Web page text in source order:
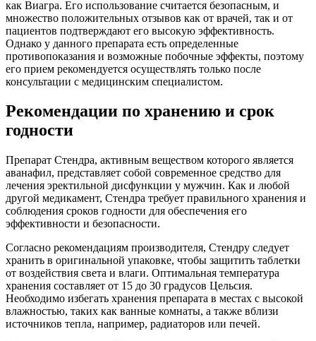
как Виагра. Его использование считается безопасным, и
множество положительных отзывов как от врачей, так и от
пациентов подтверждают его высокую эффективность.
Однако у данного препарата есть определенные
противопоказания и возможные побочные эффекты, поэтому
его прием рекомендуется осуществлять только после
консультации с медицинским специалистом.
Рекомендации по хранению и срок
годности
Препарат Стендра, активным веществом которого является
аванафил, представляет собой современное средство для
лечения эректильной дисфункции у мужчин. Как и любой
другой медикамент, Стендра требует правильного хранения и
соблюдения сроков годности для обеспечения его
эффективности и безопасности.
Согласно рекомендациям производителя, Стендру следует
хранить в оригинальной упаковке, чтобы защитить таблетки
от воздействия света и влаги. Оптимальная температура
хранения составляет от 15 до 30 градусов Цельсия.
Необходимо избегать хранения препарата в местах с высокой
влажностью, таких как ванные комнаты, а также вблизи
источников тепла, например, радиаторов или печей.